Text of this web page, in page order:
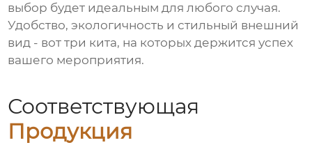
выбор будет идеальным для любого случая.
Удобство, экологичность и стильный внешний
вид - вот три кита, на которых держится успех
вашего мероприятия.
Соответствующая
Продукция